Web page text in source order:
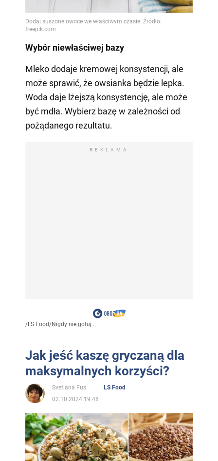
Wybór niewłaściwej bazy
Mleko dodaje kremowej konsystencji, ale
może sprawić, że owsianka będzie lepka.
Woda daje lżejszą konsystencję, ale może
być mdła. Wybierz bazę w zależności od
pożądanego rezultatu.
REKLAMA
/LS Food/Nigdy nie gotuj...
Jak jeść kaszę gryczaną dla
maksymalnych korzyści?
Svetlana Fus
LS Food
02.10.2024 19:48